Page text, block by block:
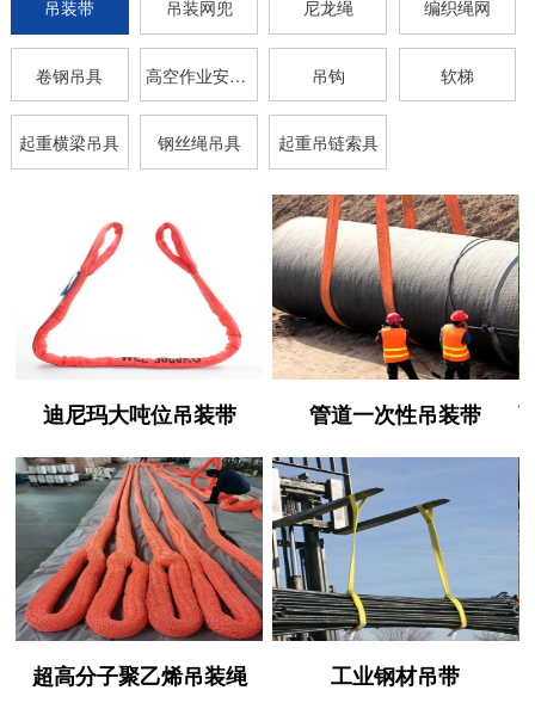
吊装带 吊装网兜 尼龙绳 编织绳网
卷钢吊具 高空作业安全带 吊钩 软梯
起重横梁吊具 钢丝绳吊具 起重吊链索具
迪尼玛大吨位吊装带 管道一次性吊装带
超高分子聚乙烯吊装绳 工业钢材吊带